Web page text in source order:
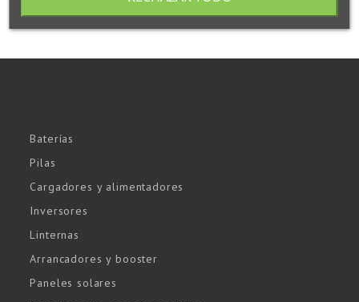
Baterías
Pilas
Cargadores y alimentadores
Inversores
Linternas
Arrancadores y booster
Paneles solares